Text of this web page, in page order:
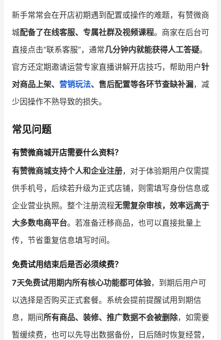
新手常常会在开店初期遇到配置或操作的难题，有赞微商
城配备了在线客服、专属社群及视频课程。商家在后台可
直接点击“联系客服”，通常几分钟内就能获得人工答疑。
官方还定期邀请运营专家直播讲解开店技巧，帮助用户针
对商品上架、 营销玩法、售后配置等各环节查缺补漏，减
少因操作不熟导致的损失。
常见问题
有赞微商城开店需要什么资料？
有赞微商城支持个人和企业注册，对于体验期用户仅需提
供手机号，后续若升级为正式店铺，则需填写身份信息或
企业营业执照。整个注册流程无需复杂审核，效率远高于
大多数电商平台。若准备迁移商品，也可以直接批量上
传，节省重复信息填写时间。
免费试用结束后是否必须续费？
7天免费试用期内所有核心功能都可体验，到期后用户可
以选择是否购买正式套餐。系统会提前提醒试用到期信
息，期间所有商品、装修、推广数据不会被删除，如需要
暂缓续费，也可以先导出数据备份，日后随时恢复经营，